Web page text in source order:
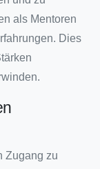
als Mentoren
Dies
Zugang zu